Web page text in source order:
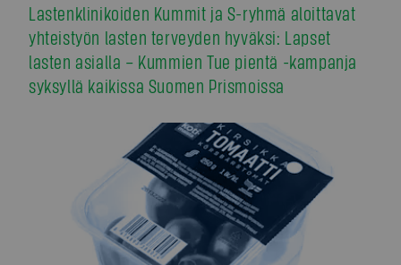
Lastenklinikoiden Kummit ja S-ryhmä aloittavat
yhteistyön lasten terveyden hyväksi: Lapset
lasten asialla – Kummien Tue pientä -kampanja
syksyllä kaikissa Suomen Prismoissa